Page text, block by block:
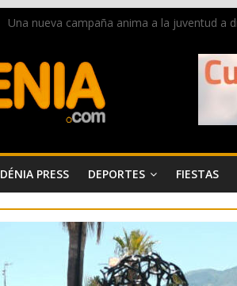
Una nueva campaña anima a la juventud a
La Entraeta Festera llena de ambiente la
El XII Festival de Jazz de Dénia reunirá
Los Moros y Cristianos 2026 reciben las
DÉNIA PRESS DEPORTES FIESTAS